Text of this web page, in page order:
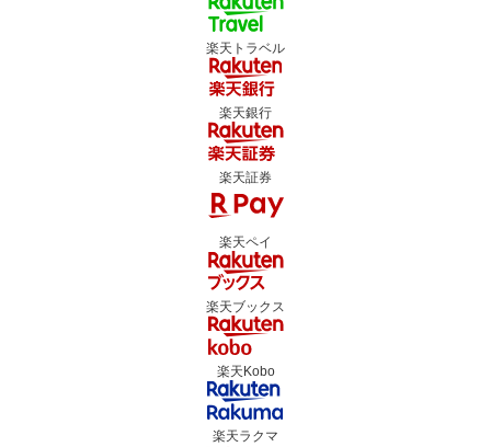
楽天トラベル
楽天銀行
楽天証券
楽天ペイ
楽天ブックス
楽天Kobo
楽天ラクマ